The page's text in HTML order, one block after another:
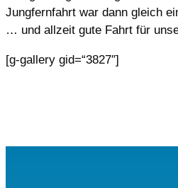
Jungfernfahrt war dann gleich
… und allzeit gute Fahrt für
[g-gallery gid=“3827″]